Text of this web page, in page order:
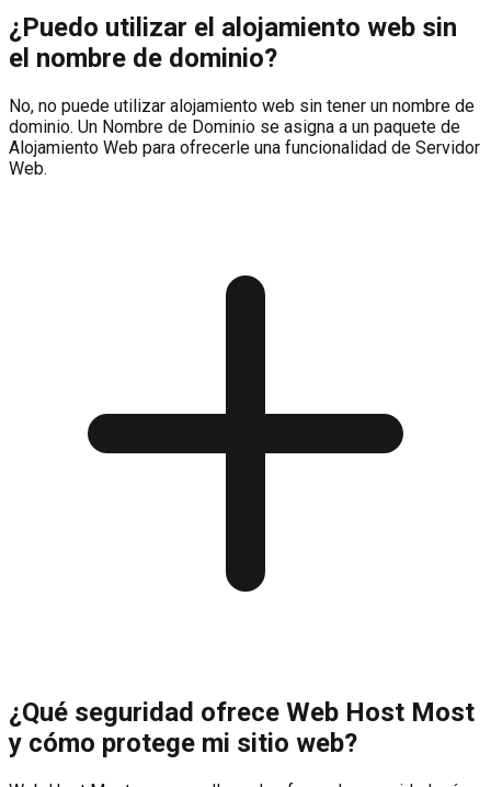
¿Puedo utilizar el alojamiento web sin
el nombre de dominio?
No, no puede utilizar alojamiento web sin tener un nombre de
dominio. Un Nombre de Dominio se asigna a un paquete de
Alojamiento Web para ofrecerle una funcionalidad de Servidor
Web.
¿Qué seguridad ofrece Web Host Most
y cómo protege mi sitio web?